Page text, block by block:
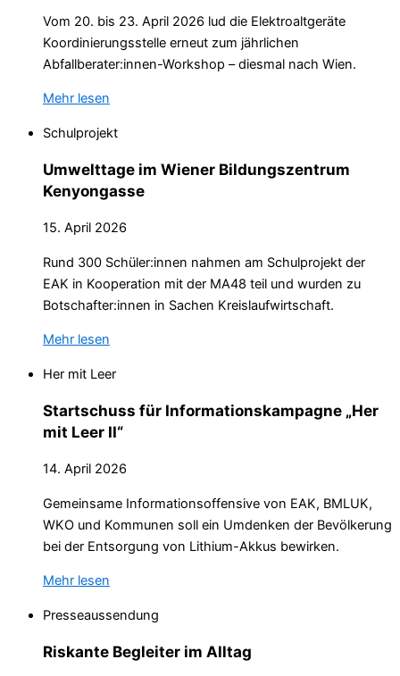
Vom 20. bis 23. April 2026 lud die Elektroaltgeräte
Koordinierungsstelle erneut zum jährlichen
Abfallberater:innen-Workshop – diesmal nach Wien.
Mehr lesen
Schulprojekt
Umwelttage im Wiener Bildungszentrum
Kenyongasse
15. April 2026
Rund 300 Schüler:innen nahmen am Schulprojekt der
EAK in Kooperation mit der MA48 teil und wurden zu
Botschafter:innen in Sachen Kreislaufwirtschaft.
Mehr lesen
Her mit Leer
Startschuss für Informationskampagne „Her
mit Leer II“
14. April 2026
Gemeinsame Informationsoffensive von EAK, BMLUK,
WKO und Kommunen soll ein Umdenken der Bevölkerung
bei der Entsorgung von Lithium-Akkus bewirken.
Mehr lesen
Presseaussendung
Riskante Begleiter im Alltag